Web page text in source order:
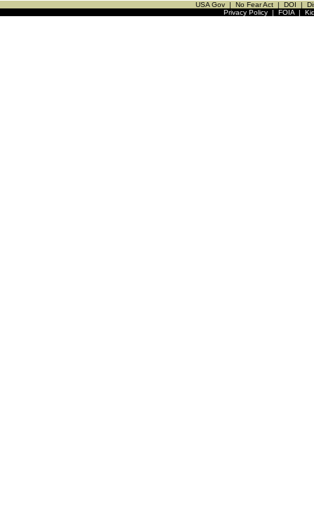
USA Gov | No Fear Act | DOI |
Privacy Policy| FOIA|